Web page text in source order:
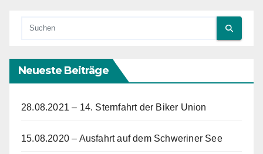
Neueste Beiträge
28.08.2021 – 14. Sternfahrt der Biker Union
15.08.2020 – Ausfahrt auf dem Schweriner See